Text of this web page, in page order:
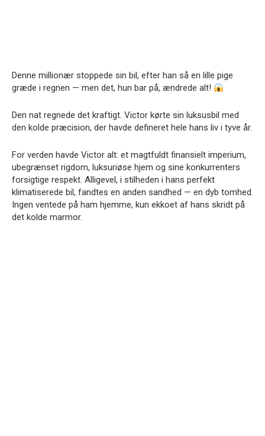
Denne millionær stoppede sin bil, efter han så en lille pige
græde i regnen — men det, hun bar på, ændrede alt!
Den nat regnede det kraftigt. Victor kørte sin luksusbil med
den kolde præcision, der havde defineret hele hans liv i tyve år.
For verden havde Victor alt: et magtfuldt finansielt imperium,
ubegrænset rigdom, luksuriøse hjem og sine konkurrenters
forsigtige respekt. Alligevel, i stilheden i hans perfekt
klimatiserede bil, fandtes en anden sandhed — en dyb tomhed.
Ingen ventede på ham hjemme, kun ekkoet af hans skridt på
det kolde marmor.